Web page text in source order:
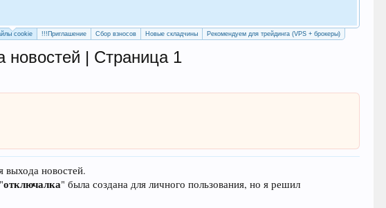
cookie !!!Приглашение Сбор взносов Новые складчины Рекомендуем для трейдинга (VPS + брокеры)
новостей | Страница 1
выхода новостей.
отключалка" была создана для личного пользования, но я решил